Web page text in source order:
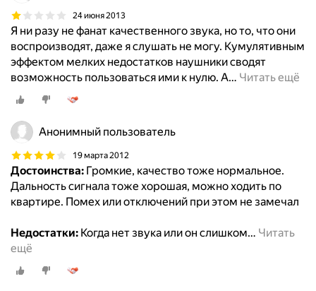
24 июня 2013
Я ни разу не фанат качественного звука, но то, что они
воспроизводят, даже я слушать не могу. Кумулятивным
эффектом мелких недостатков наушники сводят
возможность пользоваться ими к нулю. А… Читать ещё
Анонимный пользователь
19 марта 2012
Достоинства: Громкие, качество тоже нормальное.
Дальность сигнала тоже хорошая, можно ходить по
квартире. Помех или отключений при этом не замечал
Недостатки: Когда нет звука или он слишком… Читать
ещё